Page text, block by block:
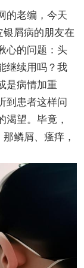
的老编，今天
屑病的朋友在
心的问题：头
继续用吗？我
是病情加重
到患者这样问
渴望。毕竟，
鳞屑、瘙痒，